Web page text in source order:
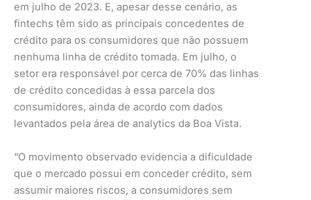
em julho de 2023. E, apesar desse cenário, as
fintechs têm sido as principais concedentes de
crédito para os consumidores que não possuem
nenhuma linha de crédito tomada. Em julho, o
setor era responsável por cerca de 70% das linhas
de crédito concedidas à essa parcela dos
consumidores, ainda de acordo com dados
levantados pela área de analytics da Boa Vista.
“O movimento observado evidencia a dificuldade
que o mercado possui em conceder crédito, sem
assumir maiores riscos, a consumidores sem